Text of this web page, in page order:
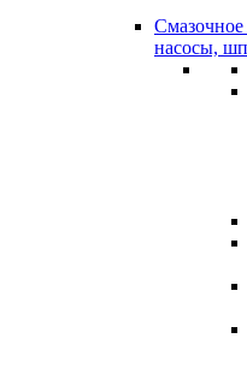
Смазочное
насосы,